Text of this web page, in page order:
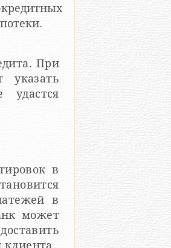
При
указать
в
в
может
клиента.